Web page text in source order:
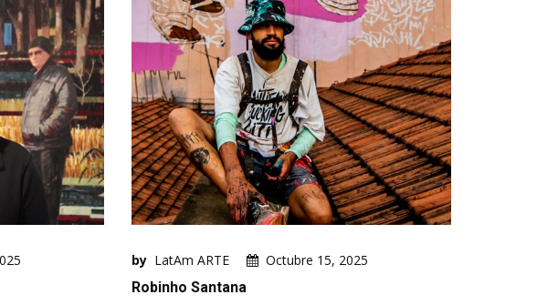
by LatAm ARTE
Octubre 15, 2025
Robinho Santana